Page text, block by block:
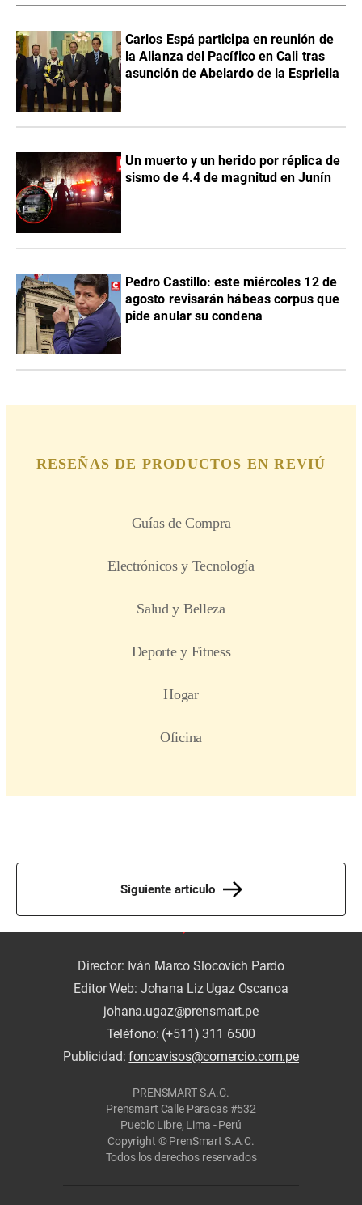
Carlos Espá participa en reunión de
la Alianza del Pacífico en Cali tras
asunción de Abelardo de la Espriella
Un muerto y un herido por réplica de
sismo de 4.4 de magnitud en Junín
Pedro Castillo: este miércoles 12 de
agosto revisarán hábeas corpus que
pide anular su condena
Siguiente artículo
Director: Iván Marco Slocovich Pardo
Editor Web: Johana Liz Ugaz Oscanoa
johana.ugaz@prensmart.pe
Teléfono: (+511) 311 6500
Publicidad:fonoavisos@comercio.com.pe
PRENSMART S.A.C.
Prensmart Calle Paracas #532
Pueblo Libre, Lima - Perú
Copyright © PrenSmart S.A.C.
Todos los derechos reservados